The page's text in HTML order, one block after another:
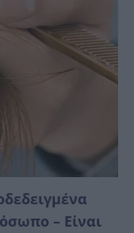
– Είναι